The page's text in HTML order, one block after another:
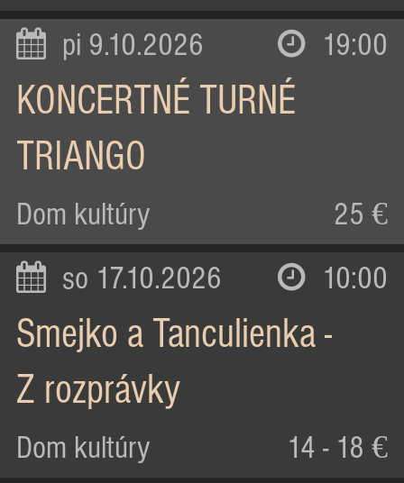
pi 9.10.2026 19:00
KONCERTNÉ TURNÉ
TRIANGO
Dom kultúry 25 €
so 17.10.2026 10:00
Smejko a Tanculienka -
Z rozprávky
Dom kultúry 14 - 18 €